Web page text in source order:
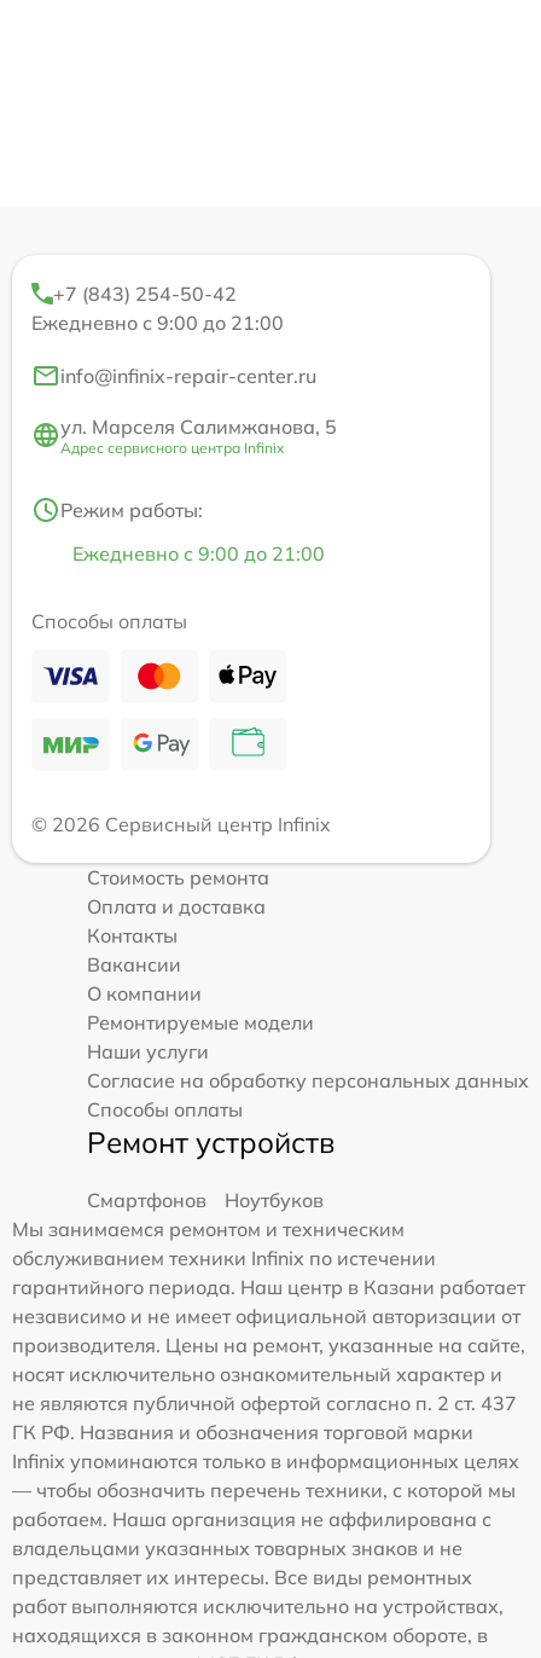
+7 (843) 254-50-42
Ежедневно с 9:00 до 21:00
info@infinix-repair-center.ru
ул. Марселя Салимжанова, 5
Адрес сервисного центра Infinix
Режим работы:
Ежедневно с 9:00 до 21:00
Способы оплаты
© 2026 Сервисный центр Infinix
Стоимость ремонта
Оплата и доставка
Контакты
Вакансии
О компании
Ремонтируемые модели
Наши услуги
Согласие на обработку персональных данных
Способы оплаты
Ремонт устройств
Смартфонов
Ноутбуков
Мы занимаемся ремонтом и техническим
обслуживанием техники Infinix по истечении
гарантийного периода. Наш центр в Казани работает
независимо и не имеет официальной авторизации от
производителя. Цены на ремонт, указанные на сайте,
носят исключительно ознакомительный характер и
не являются публичной офертой согласно п. 2 ст. 437
ГК РФ. Названия и обозначения торговой марки
Infinix упоминаются только в информационных целях
— чтобы обозначить перечень техники, с которой мы
работаем. Наша организация не аффилирована с
владельцами указанных товарных знаков и не
представляет их интересы. Все виды ремонтных
работ выполняются исключительно на устройствах,
находящихся в законном гражданском обороте, в